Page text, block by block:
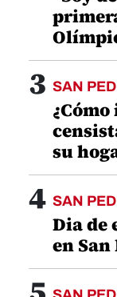
3 SAN
su
4 SAN
Dia de
en